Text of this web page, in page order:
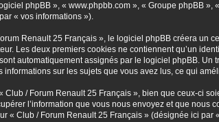
phpBB », « www.phpbb.com », « Groupe phpBB »,
« vos informations »).
Renault 25 Français », le logiciel phpBB créera un
Les deux premiers cookies ne contiennent qu’un
automatiquement assignés par le logiciel phpBB.
sur les sujets que vous avez lus, ce qui
/ Forum Renault 25 Français », bien que ceux-ci
l’information que vous nous envoyez et que nous
« Club / Forum Renault 25 Français » (désignée ici